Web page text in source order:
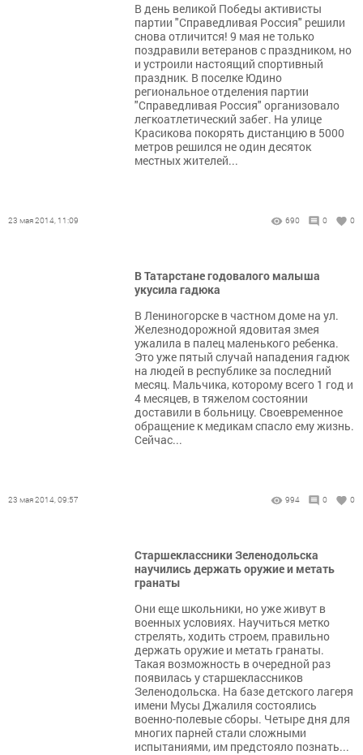
В день великой Победы активисты
партии "Справедливая Россия" решили
снова отличится! 9 мая не только
поздравили ветеранов с праздником, но
и устроили настоящий спортивный
праздник. В поселке Юдино
региональное отделения партии
"Справедливая Россия" организовало
легкоатлетический забег. На улице
Красикова покорять дистанцию в 5000
метров решился не один десяток
местных жителей...
23 мая 2014, 11:09 690 0 0
В Татарстане годовалого малыша
укусила гадюка
В Лениногорске в частном доме на ул.
Железнодорожной ядовитая змея
ужалила в палец маленького ребенка.
Это уже пятый случай нападения гадюк
на людей в республике за последний
месяц. Мальчика, которому всего 1 год и
4 месяцев, в тяжелом состоянии
доставили в больницу. Своевременное
обращение к медикам спасло ему жизнь.
Сейчас...
23 мая 2014, 09:57 994 0 0
Старшеклассники Зеленодольска
научились держать оружие и метать
гранаты
Они еще школьники, но уже живут в
военных условиях. Научиться метко
стрелять, ходить строем, правильно
держать оружие и метать гранаты.
Такая возможность в очередной раз
появилась у старшеклассников
Зеленодольска. На базе детского лагеря
имени Мусы Джалиля состоялись
военно-полевые сборы. Четыре дня для
многих парней стали сложными
испытаниями, им предстояло познать...